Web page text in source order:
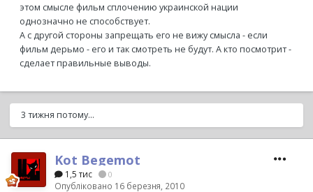
этом смысле фильм сплочению украинской нации
однозначно не способствует.
А с другой стороны запрещать его не вижу смысла - если
фильм дерьмо - его и так смотреть не будут. А кто посмотрит -
сделает правильные выводы.
3 тижня потому...
Kot Begemot
1,5 тис 0
Опубліковано 16 березня, 2010